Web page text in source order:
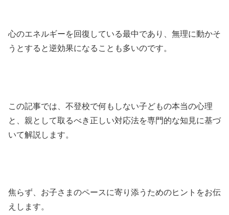
心のエネルギーを回復している最中であり、無理に動かそ
うとすると逆効果になることも多いのです。
この記事では、不登校で何もしない子どもの本当の心理
と、親として取るべき正しい対応法を専門的な知見に基づ
いて解説します。
焦らず、お子さまのペースに寄り添うためのヒントをお伝
えします。